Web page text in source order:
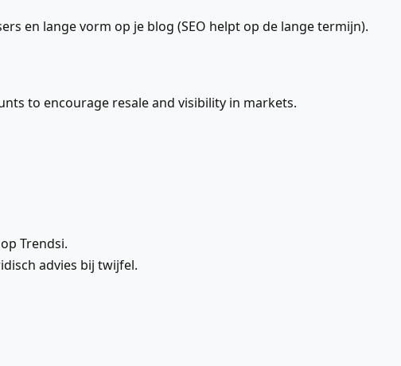
en lange vorm op je blog (SEO helpt op de lange termijn).
to encourage resale and visibility in markets.
Trendsi.
advies bij twijfel.